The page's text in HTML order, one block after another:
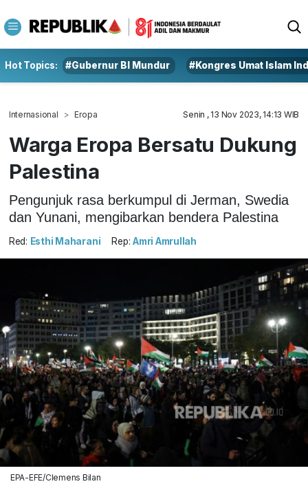
Hot Topics: #Gubernur BI Mundur #Kongres Umat Islam
Internasional Eropa Senin , 13 Nov 2023, 14:13 WIB
Warga Eropa Bersatu Dukung
Palestina
Pengunjuk rasa berkumpul di Jerman, Swedia
dan Yunani, mengibarkan bendera Palestina
Red: Esthi Maharani Rep: Amri Amrullah
EPA-EFE/Clemens Bilan